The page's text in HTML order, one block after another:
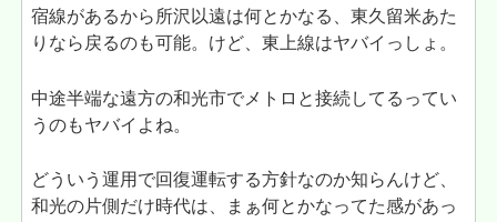
宿線があるから所沢以遠は何とかなる、東久留米あた
りなら戻るのも可能。けど、東上線はヤバイっしょ。
中途半端な遠方の和光市でメトロと接続してるってい
うのもヤバイよね。
どういう運用で回復運転する方針なのか知らんけど、
和光の片側だけ時代は、まぁ何とかなってた感があっ